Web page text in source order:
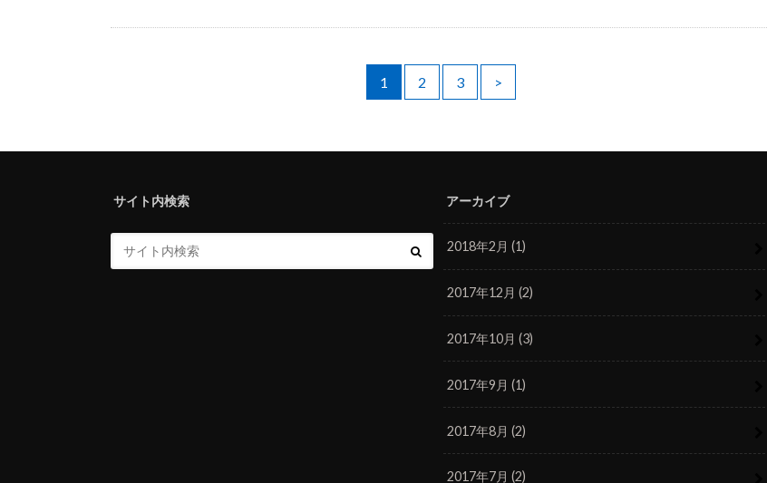
1 2 3 >
サイト内検索 アーカイブ
2018年2月 (1)
2017年12月 (2)
2017年10月 (3)
2017年9月 (1)
2017年8月 (2)
2017年7月 (2)